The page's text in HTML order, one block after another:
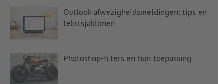
Outlook afwezigheidsmeldingen: tips en
tekstsjablonen
Photoshop-filters en hun toepassing